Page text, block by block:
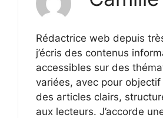
Rédactrice web depuis
j’écris des contenus
accessibles sur des
variées, avec pour
des articles clairs,
aux lecteurs. J’accorde